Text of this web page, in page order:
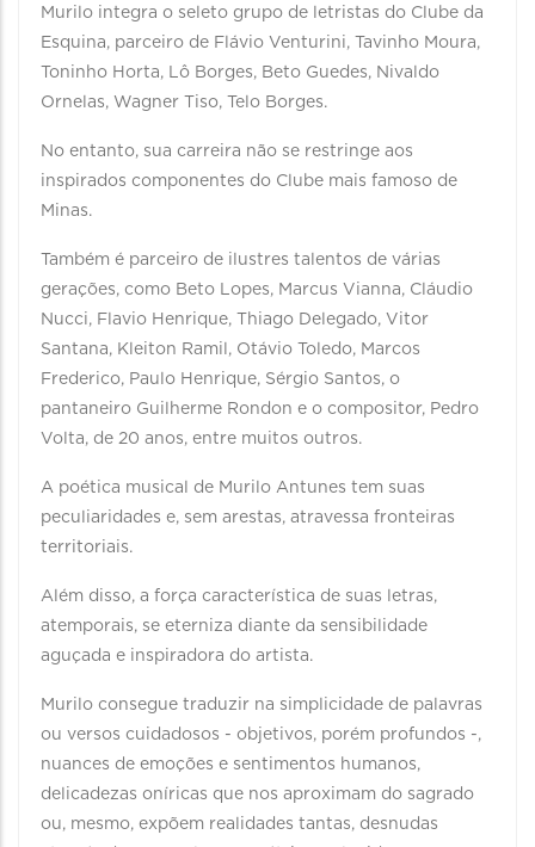
Murilo integra o seleto grupo de letristas do Clube da
Esquina, parceiro de Flávio Venturini, Tavinho Moura,
Toninho Horta, Lô Borges, Beto Guedes, Nivaldo
Ornelas, Wagner Tiso, Telo Borges.
No entanto, sua carreira não se restringe aos
inspirados componentes do Clube mais famoso de
Minas.
Também é parceiro de ilustres talentos de várias
gerações, como Beto Lopes, Marcus Vianna, Cláudio
Nucci, Flavio Henrique, Thiago Delegado, Vitor
Santana, Kleiton Ramil, Otávio Toledo, Marcos
Frederico, Paulo Henrique, Sérgio Santos, o
pantaneiro Guilherme Rondon e o compositor, Pedro
Volta, de 20 anos, entre muitos outros.
A poética musical de Murilo Antunes tem suas
peculiaridades e, sem arestas, atravessa fronteiras
territoriais.
Além disso, a força característica de suas letras,
atemporais, se eterniza diante da sensibilidade
aguçada e inspiradora do artista.
Murilo consegue traduzir na simplicidade de palavras
ou versos cuidadosos - objetivos, porém profundos -,
nuances de emoções e sentimentos humanos,
delicadezas oníricas que nos aproximam do sagrado
ou, mesmo, expõem realidades tantas, desnudas